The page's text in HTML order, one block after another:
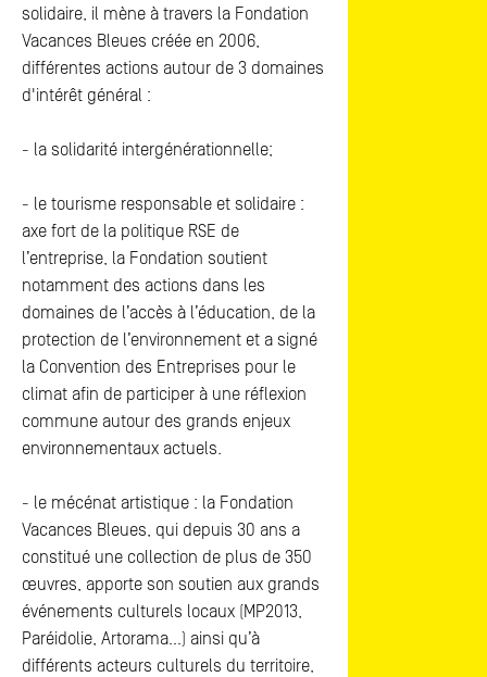
solidaire, il mène à travers la Fondation
Vacances Bleues créée en 2006,
différentes actions autour de 3 domaines
d'intérêt général :
- la solidarité intergénérationnelle;
- le tourisme responsable et solidaire :
axe fort de la politique RSE de
l’entreprise, la Fondation soutient
notamment des actions dans les
domaines de l’accès à l’éducation, de la
protection de l’environnement et a signé
la Convention des Entreprises pour le
climat afin de participer à une réflexion
commune autour des grands enjeux
environnementaux actuels.
- le mécénat artistique : la Fondation
Vacances Bleues, qui depuis 30 ans a
constitué une collection de plus de 350
œuvres, apporte son soutien aux grands
événements culturels locaux (MP2013,
Paréidolie, Artorama…) ainsi qu’à
différents acteurs culturels du territoire,